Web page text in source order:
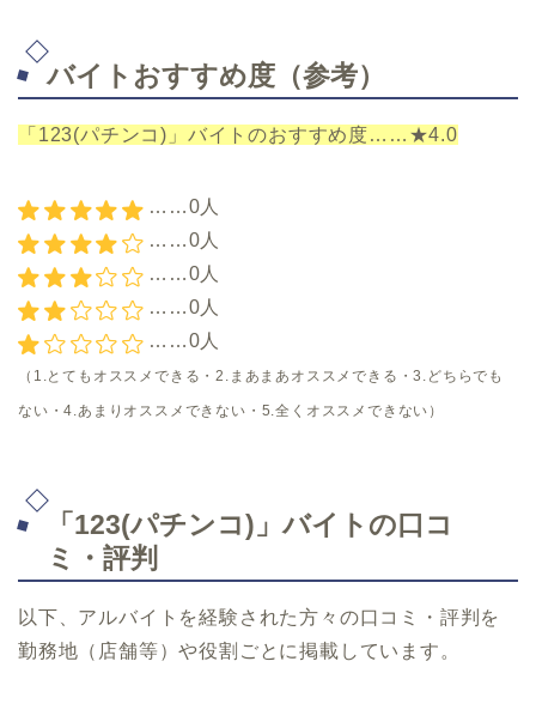
バイトおすすめ度（参考）
「123(パチンコ)」バイトのおすすめ度……★4.0
……0人
……0人
……0人
……0人
……0人
（1.とてもオススメできる・2.まあまあオススメできる・3.どちらでも
ない・4.あまりオススメできない・5.全くオススメできない）
「123(パチンコ)」バイトの口コ
ミ・評判
以下、アルバイトを経験された方々の口コミ・評判を
勤務地（店舗等）や役割ごとに掲載しています。